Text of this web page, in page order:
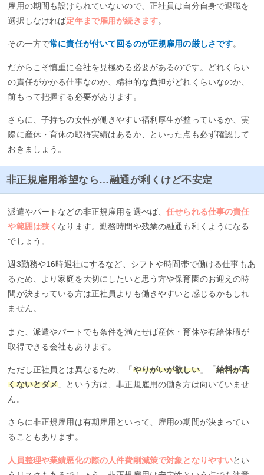
雇用の期間も設けられていないので、正社員は自分自身で退職を
選択しなければ定年まで雇用が続きます。
その一方で常に責任が付いて回るのが正規雇用の厳しさです。
だからこそ慎重に会社を見極める必要があるのです。どれくらい
の責任がかかる仕事なのか、精神的な負担がどれくらいなのか、
前もって把握する必要があります。
さらに、子持ちの女性が働きやすい福利厚生が整っているか、実
際に産休・育休の取得実績はあるか、といった点も必ず確認して
おきましょう。
非正規雇用希望なら…融通が利くけど不安定
派遣やパートなどの非正規雇用を選べば、任せられる仕事の責任
や範囲は狭く なります。勤務時間や残業の融通も利くようになる
でしょう。
週3勤務や16時退社にするなど、シフトや時間帯で働ける仕事もあ
るため、より家庭を大切にしたいと思う方や保育園のお迎えの時
間が決まっている方は正社員よりも働きやすいと感じるかもしれ
ません。
また、派遣やパートでも条件を満たせば産休・育休や有給休暇が
取得できる会社もあります。
ただし正社員とは異なるため、「 やりがいが欲しい」「給料が高
くないとダメ 」という方は、非正規雇用の働き方は向いていませ
ん。
さらに非正規雇用は有期雇用といって、雇用の期間が決まってい
ることもあります。
人員整理や業績悪化の際の人件費削減策で対象となりやすいとい